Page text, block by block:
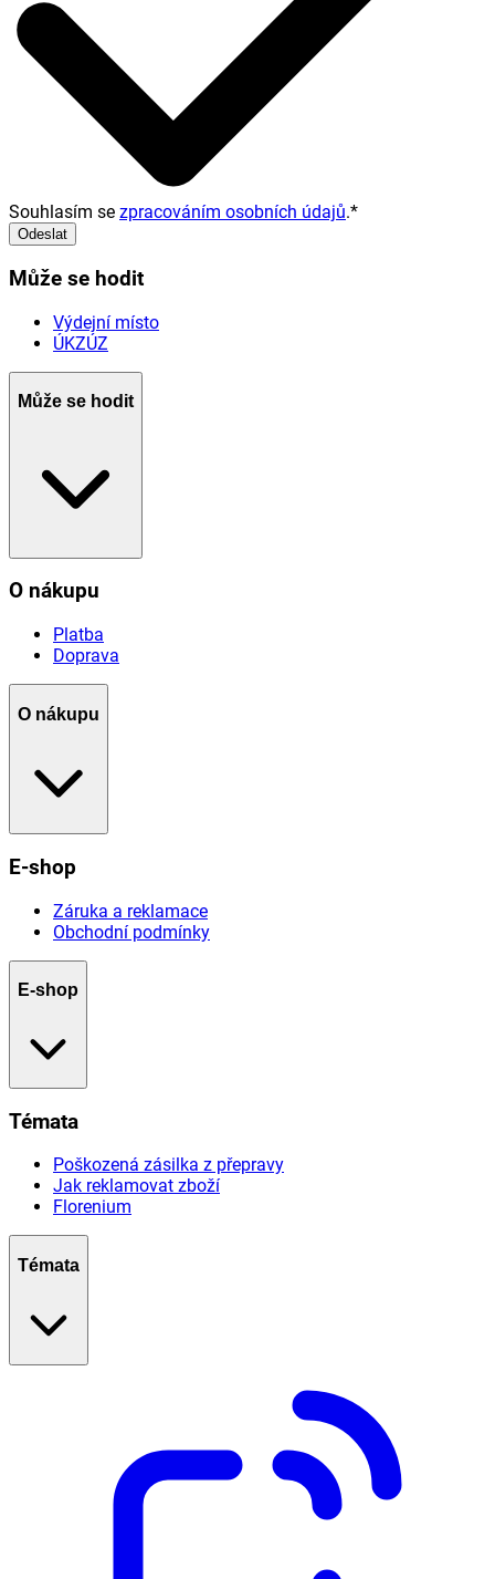
Souhlasím se zpracováním osobních údajů.*
Odeslat
Může se hodit
Výdejní místo
ÚKZÚZ
Může se hodit
O nákupu
Platba
Doprava
O nákupu
E-shop
Záruka a reklamace
Obchodní podmínky
E-shop
Témata
Poškozená zásilka z přepravy
Jak reklamovat zboží
Florenium
Témata